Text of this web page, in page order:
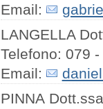
Email:
LANGELLA
Telefono: 079
Email:
PINNA